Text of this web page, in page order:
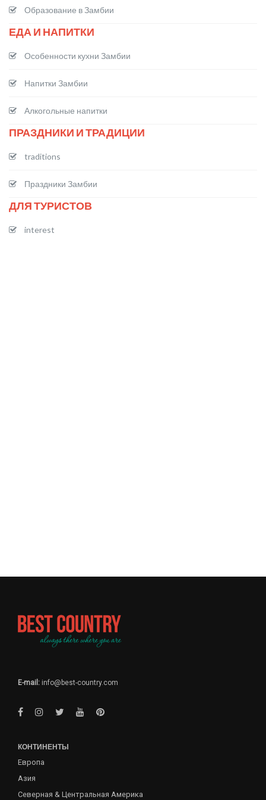
Образование в Замбии
ЕДА И НАПИТКИ
Особенности кухни Замбии
Напитки Замбии
Алкогольные напитки
ПРАЗДНИКИ И ТРАДИЦИИ
traditions
Праздники Замбии
ДЛЯ ТУРИСТОВ
interest
E-mail: info@best-country.com
КОНТИНЕНТЫ
Европа
Азия
Северная & Центральная Америка